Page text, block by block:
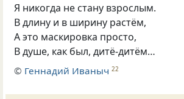
Я никогда не стану взрослым.
В длину и в ширину растём,
А это маскировка просто,
В душе, как был, дитё-дитём…
© Геннадий Иваныч 22